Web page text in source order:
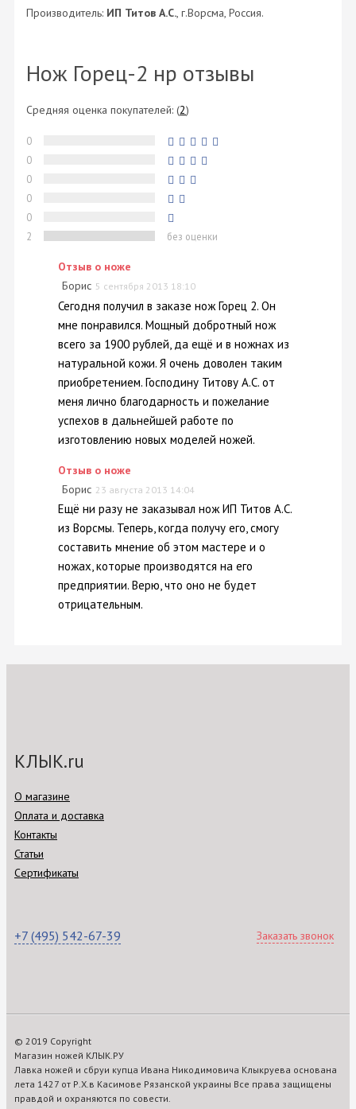
Производитель: ИП Титов А.С., г.Ворсма, Россия.
Нож Горец-2 нр отзывы
Средняя оценка покупателей: (2)
0
0
0
0
0
2
без оценки
Отзыв о ноже
Борис 5 сентября 2013 18:10
Сегодня получил в заказе нож Горец 2. Он
мне понравился. Мощный добротный нож
всего за 1900 рублей, да ещё и в ножнах из
натуральной кожи. Я очень доволен таким
приобретением. Господину Титову А.С. от
меня лично благодарность и пожелание
успехов в дальнейшей работе по
изготовлению новых моделей ножей.
Отзыв о ноже
Борис 23 августа 2013 14:04
Ещё ни разу не заказывал нож ИП Титов А.С.
из Ворсмы. Теперь, когда получу его, смогу
составить мнение об этом мастере и о
ножах, которые производятся на его
предприятии. Верю, что оно не будет
отрицательным.
КЛЫК.ru
О магазине
Оплата и доставка
Контакты
Статьи
Сертификаты
+7 (495) 542-67-39 Заказать звонок
© 2019 Copyright
Магазин ножей КЛЫК.РУ
Лавка ножей и сбруи купца Ивана Никодимовича Клыкруева основана
лета 1427 от Р.Х.в Касимове Рязанской украины Все права защищены
правдой и охраняются по совести.